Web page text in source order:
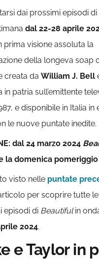
dai prossimi episodi di
dal 22-28 aprile
prima visione assoluta la
della longeva soap
creata daWilliam J. Bell
in patria sull’emittente
e disponibile in Italia in
le nuove puntate inedite.
dal 24 marzo 2024
la domenica pomeriggio
visto nelle puntate
per scoprire tutte
episodi di Beautifulin
2024.
e Taylor in